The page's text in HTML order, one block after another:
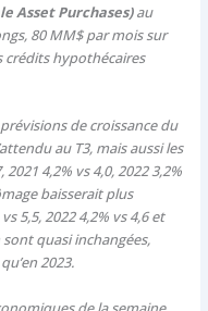
Asset Purchases)au
80 MM$ par mois sur
crédits hypothécaires
de croissance du
au T3, mais aussi les
4,2% vs 4,0, 2022 3,2%
baisserait plus
5,5, 2022 4,2% vs 4,6 et
quasi inchangées,
2023.